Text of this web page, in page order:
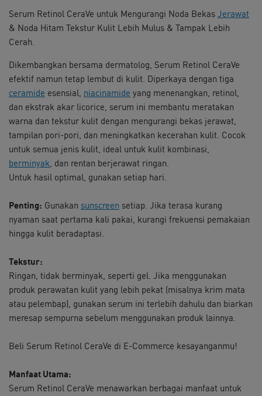
Serum Retinol CeraVe untuk Mengurangi Noda Bekas Jerawat
& Noda Hitam Tekstur Kulit Lebih Mulus & Tampak Lebih
Cerah.
Dikembangkan bersama dermatolog, Serum Retinol CeraVe
efektif namun tetap lembut di kulit. Diperkaya dengan tiga
ceramide esensial, niacinamide yang menenangkan, retinol,
dan ekstrak akar licorice, serum ini membantu meratakan
warna dan tekstur kulit dengan mengurangi bekas jerawat,
tampilan pori-pori, dan meningkatkan kecerahan kulit. Cocok
untuk semua jenis kulit, ideal untuk kulit kombinasi,
berminyak, dan rentan berjerawat ringan.
Untuk hasil optimal, gunakan setiap hari. ​
Penting: Gunakan sunscreen setiap. Jika terasa kurang
nyaman saat pertama kali pakai, kurangi frekuensi pemakaian
hingga kulit beradaptasi.
Tekstur:
Ringan, tidak berminyak, seperti gel. Jika menggunakan
produk perawatan kulit yang lebih pekat (misalnya krim mata
atau pelembap), gunakan serum ini terlebih dahulu dan biarkan
meresap sempurna sebelum menggunakan produk lainnya.
Beli Serum Retinol CeraVe di E-Commerce kesayanganmu!
Manfaat Utama:
Serum Retinol CeraVe menawarkan berbagai manfaat untuk